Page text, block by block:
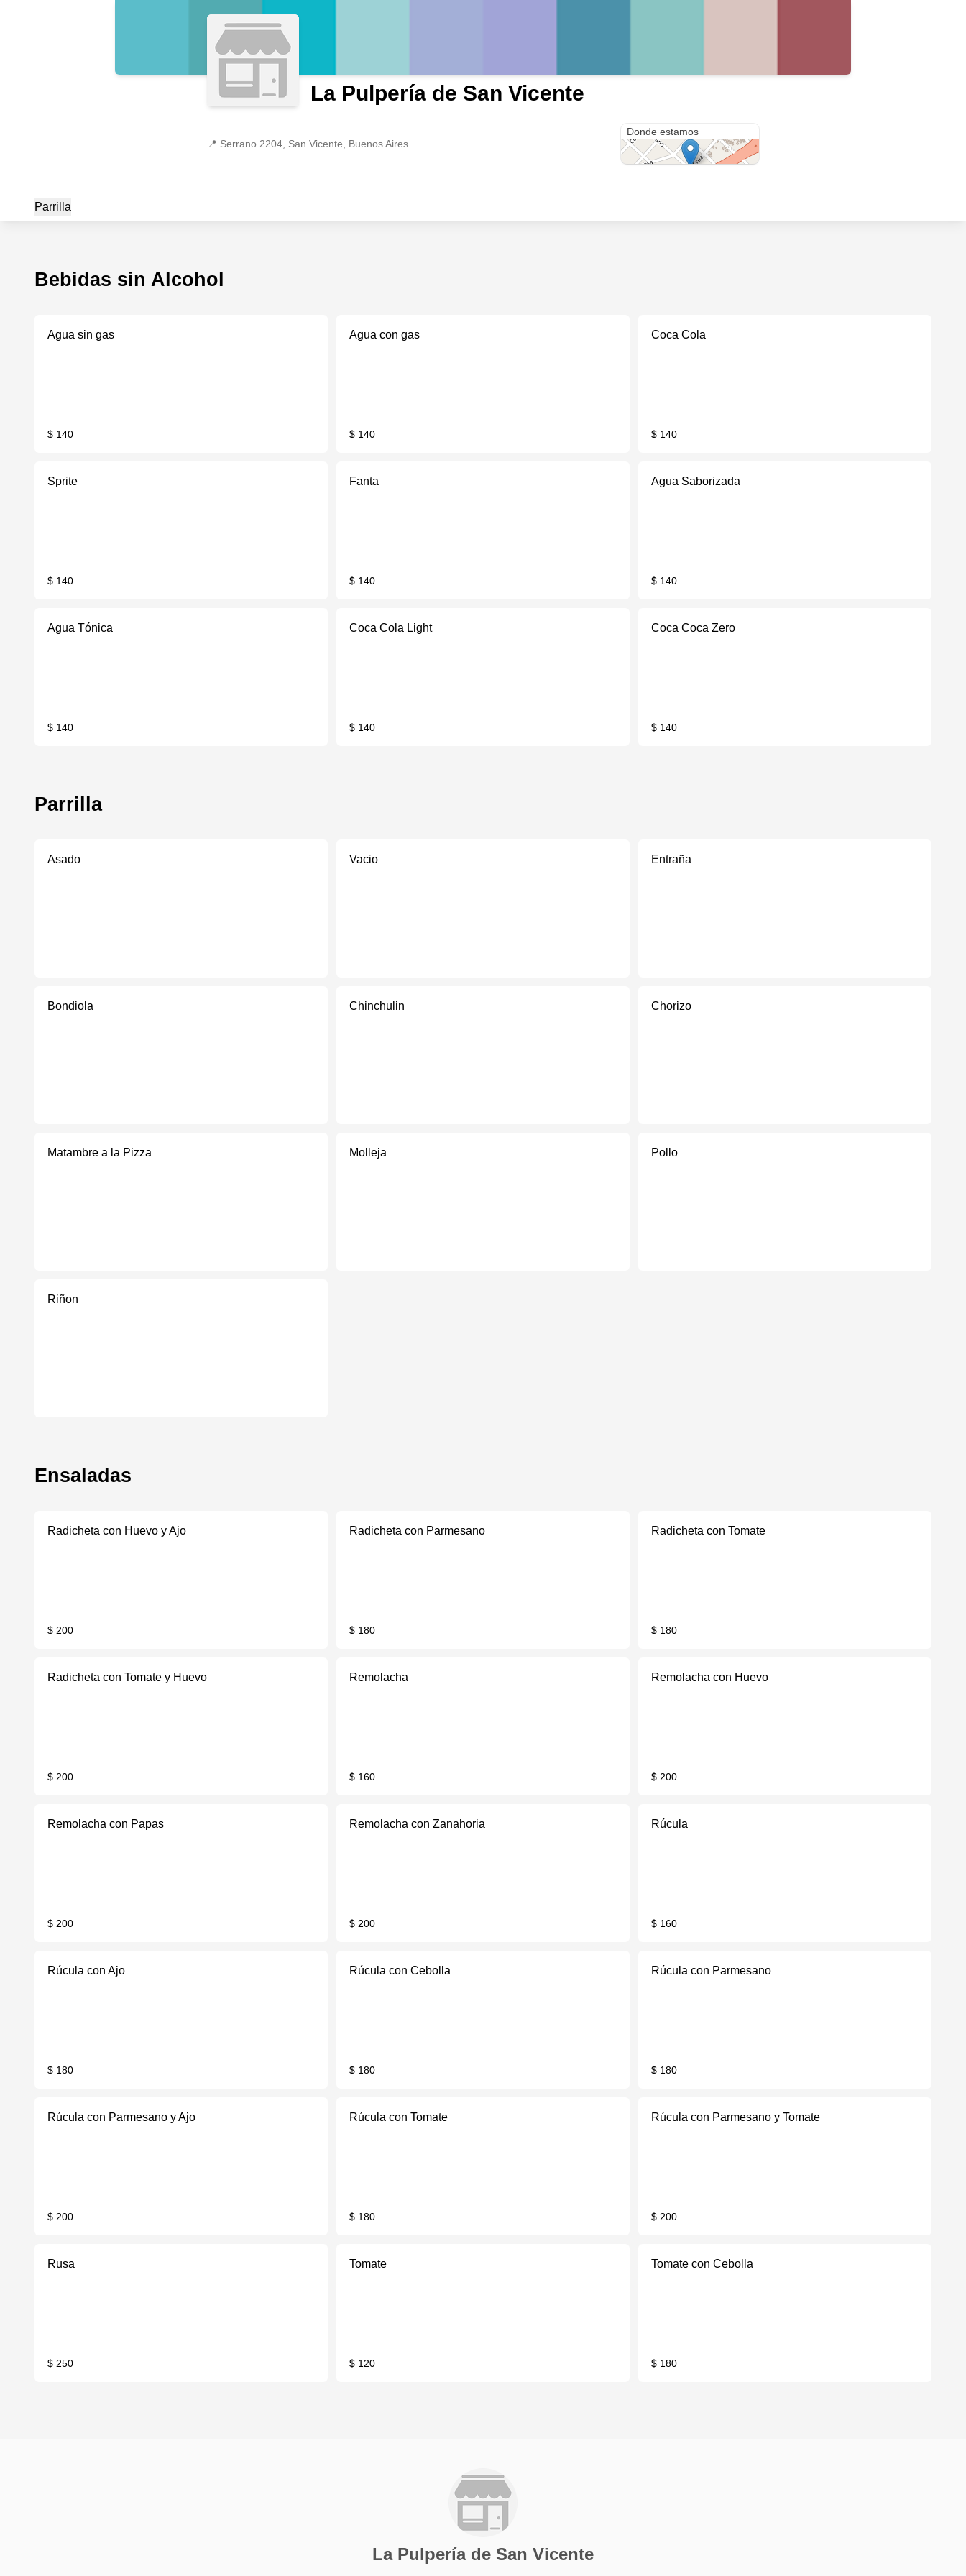
La Pulpería de San Vicente
📍 Serrano 2204, San Vicente, Buenos Aires
Donde estamos
Parrilla
Bebidas sin Alcohol
Agua sin gas
$ 140
Agua con gas
$ 140
Coca Cola
$ 140
Sprite
$ 140
Fanta
$ 140
Agua Saborizada
$ 140
Agua Tónica
$ 140
Coca Cola Light
$ 140
Coca Coca Zero
$ 140
Parrilla
Asado Vacio Entraña
Bondiola Chinchulin Chorizo
Matambre a la Pizza Molleja Pollo
Riñon
Ensaladas
Radicheta con Huevo y Ajo
$ 200
Radicheta con Parmesano
$ 180
Radicheta con Tomate
$ 180
Radicheta con Tomate y Huevo
$ 200
Remolacha
$ 160
Remolacha con Huevo
$ 200
Remolacha con Papas
$ 200
Remolacha con Zanahoria
$ 200
Rúcula
$ 160
Rúcula con Ajo
$ 180
Rúcula con Cebolla
$ 180
Rúcula con Parmesano
$ 180
Rúcula con Parmesano y Ajo
$ 200
Rúcula con Tomate
$ 180
Rúcula con Parmesano y Tomate
$ 200
Rusa
$ 250
Tomate
$ 120
Tomate con Cebolla
$ 180
La Pulpería de San Vicente